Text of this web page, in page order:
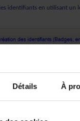
Détails À
identifiants en utilisant un